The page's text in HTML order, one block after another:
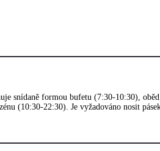
snídaně formou bufetu (7:30-10:30),
(10:30-22:30). Je vyžadováno nosit